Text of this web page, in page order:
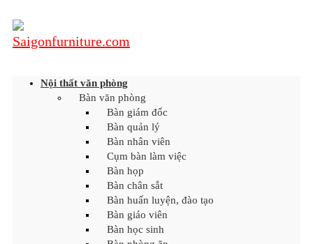
Nội thất văn phòng
Bàn văn phòng
Bàn giám đốc
Bàn quản lý
Bàn nhân viên
Cụm bàn làm việc
Bàn họp
Bàn chân sắt
Bàn huấn luyện, đào tạo
Bàn giáo viên
Bàn học sinh